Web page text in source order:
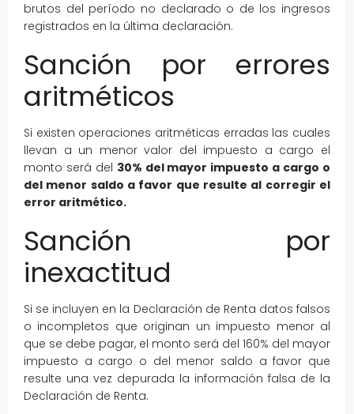
brutos del período no declarado o de los ingresos
registrados en la última declaración.
Sanción por errores
aritméticos
Si existen operaciones aritméticas erradas las cuales
llevan a un menor valor del impuesto a cargo el
monto será del 30% del mayor impuesto a cargo o
del menor saldo a favor que resulte al corregir el
error aritmético.
Sanción por
inexactitud
Si se incluyen en la Declaración de Renta datos falsos
o incompletos que originan un impuesto menor al
que se debe pagar, el monto será del 160% del mayor
impuesto a cargo o del menor saldo a favor que
resulte una vez depurada la información falsa de la
Declaración de Renta.